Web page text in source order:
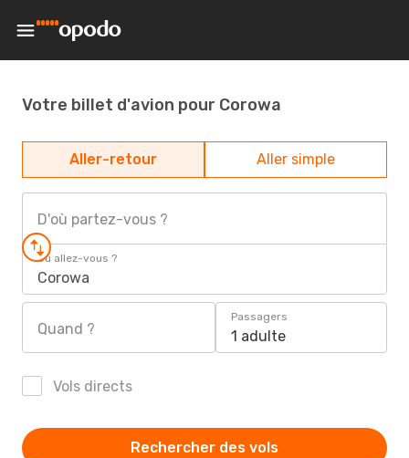
Votre billet d'avion pour Corowa
Aller-retour Aller simple
D'où partez-vous ?
Où allez-vous ?
Corowa
Quand ?
Passagers
1 adulte
Vols directs
Rechercher des vols